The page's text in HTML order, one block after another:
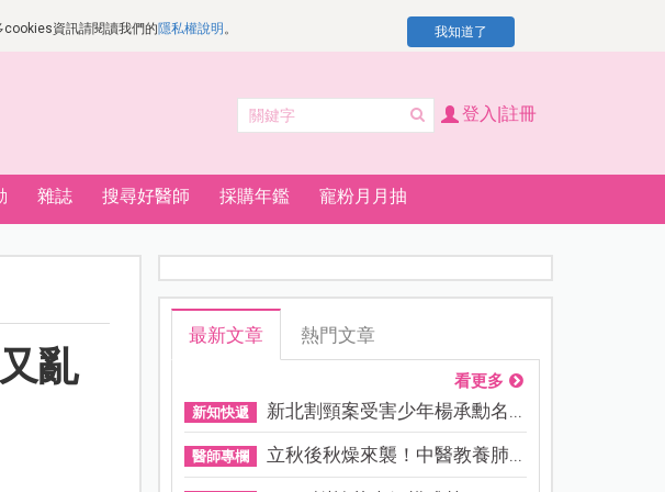
資訊請閱讀我們的隱私權說明 。 我知道了
登入|註冊
雜誌 搜尋好醫師 採購年鑑 寵粉月月抽
亂
最新文章 熱門文章
看更多
新知快遞 新北割頸案受害少年楊承勳名...
醫師專欄 立秋後秋燥來襲！中醫教養肺...